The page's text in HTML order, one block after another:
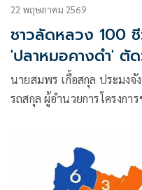
22 พฤษภาคม 2569
ชาวลัดหลวง 100
'ปลาหมอคางดำ' ตัด
นายสมพร เกื้อสกุล ประมง
รถสกุล ผู้อำนวยการโครงก